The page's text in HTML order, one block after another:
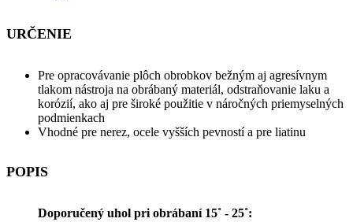
URČENIE
Pre opracovávanie plôch obrobkov bežným aj agresívnym
tlakom nástroja na obrábaný materiál, odstraňovanie laku a
korózií, ako aj pre široké použitie v náročných priemyselných
podmienkach
Vhodné pre nerez, ocele vyšších pevností a pre liatinu
POPIS
Doporučený uhol pri obrábaní 15˚ - 25˚: